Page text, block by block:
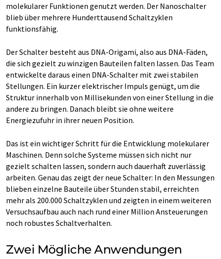
molekularer Funktionen genutzt werden. Der Nanoschalter
blieb über mehrere Hunderttausend Schaltzyklen
funktionsfähig.
Der Schalter besteht aus DNA-Origami, also aus DNA-Fäden,
die sich gezielt zu winzigen Bauteilen falten lassen. Das Team
entwickelte daraus einen DNA-Schalter mit zwei stabilen
Stellungen. Ein kurzer elektrischer Impuls genügt, um die
Struktur innerhalb von Millisekunden von einer Stellung in die
andere zu bringen. Danach bleibt sie ohne weitere
Energiezufuhr in ihrer neuen Position.
Das ist ein wichtiger Schritt für die Entwicklung molekularer
Maschinen. Denn solche Systeme müssen sich nicht nur
gezielt schalten lassen, sondern auch dauerhaft zuverlässig
arbeiten. Genau das zeigt der neue Schalter: In den Messungen
blieben einzelne Bauteile über Stunden stabil, erreichten
mehr als 200.000 Schaltzyklen und zeigten in einem weiteren
Versuchsaufbau auch nach rund einer Million Ansteuerungen
noch robustes Schaltverhalten.
Zwei Mögliche Anwendungen